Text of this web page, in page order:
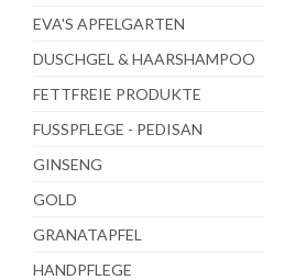
EVA'S APFELGARTEN
DUSCHGEL & HAARSHAMPOO
FETTFREIE PRODUKTE
FUSSPFLEGE - PEDISAN
GINSENG
GOLD
GRANATAPFEL
HANDPFLEGE